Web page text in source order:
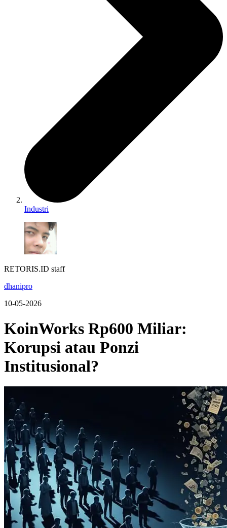
Industri
RETORIS.ID staff
dhanipro
10-05-2026
KoinWorks Rp600 Miliar:
Korupsi atau Ponzi
Institusional?